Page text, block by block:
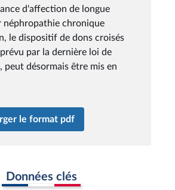
d'affection de longue
néphropathie chronique
le dispositif de dons croisés
par la dernière loi de
peut désormais être mis en
le format pdf
Données clés